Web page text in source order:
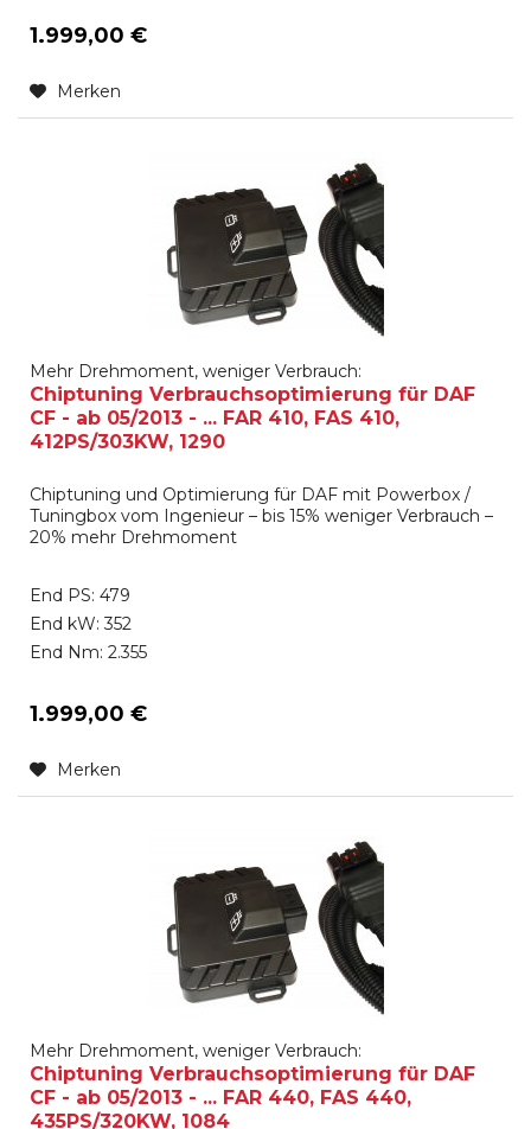
1.999,00 €
Merken
Mehr Drehmoment, weniger Verbrauch:
Chiptuning Verbrauchsoptimierung für DAF
CF - ab 05/2013 - ... FAR 410, FAS 410,
412PS/303KW, 1290
Chiptuning und Optimierung für DAF mit Powerbox /
Tuningbox vom Ingenieur – bis 15% weniger Verbrauch –
20% mehr Drehmoment
End PS: 479
End kW: 352
End Nm: 2.355
1.999,00 €
Merken
Mehr Drehmoment, weniger Verbrauch:
Chiptuning Verbrauchsoptimierung für DAF
CF - ab 05/2013 - ... FAR 440, FAS 440,
435PS/320KW, 1084